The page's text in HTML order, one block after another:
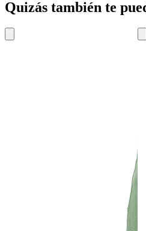
Quizás también te